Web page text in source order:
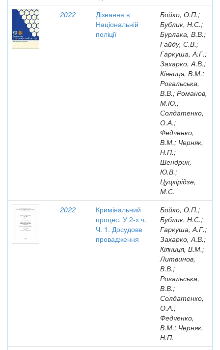
2022
Дізнання в
Національній
поліції
Бойко, О.П.;
Бублик, Н.С.;
Бурлака, В.В.;
Гайду, С.В.;
Гаркуша, А.Г.;
Захарко, А.В.;
Кіяниця, В.М.;
Рогальська,
В.В.; Романов,
М.Ю.;
Солдатенко,
О.А.;
Федченко,
В.М.; Черняк,
Н.П.;
Шендрик,
Ю.В.;
Цуцкірідзе,
М.С.
2022
Кримінальний
процес. У 2-х ч.
Ч. 1. Досудове
провадження
Бойко, О.П.;
Бублик, Н.С.;
Гаркуша, А.Г.;
Захарко, А.В.;
Кіяниця, В.М.;
Литвинов,
В.В.;
Рогальська,
В.В.;
Солдатенко,
О.А.;
Федченко,
В.М.; Черняк,
Н.П.